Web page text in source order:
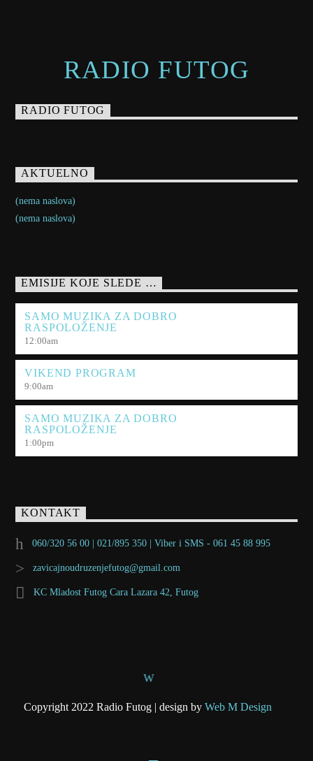
RADIO FUTOG
RADIO FUTOG
AKTUELNO
(nema naslova)
(nema naslova)
EMISIJE KOJE SLEDE …
SAMO MUZIKA ZA DOBRO
RASPOLOŽENJE
12:00am
VIKEND PROGRAM
9:00am
SAMO MUZIKA ZA DOBRO
RASPOLOŽENJE
1:00pm
KONTAKT
060/320 56 00 | 021/895 350 | Viber i SMS - 061 45 88 995
zavicajnoudruzenjefutog@gmail.com
KC Mladost Futog Cara Lazara 42, Futog
Copyright 2022 Radio Futog | design byWeb M Design